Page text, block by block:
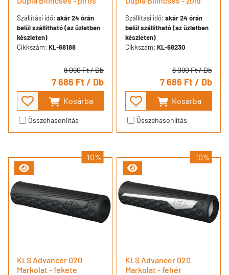
Szállítási idő: akár 24 órán
belül szállítható (az üzletben
készleten)
Cikkszám: KL-68188
8 090 Ft/ Db
7 686 Ft/ Db
Kosárba
Összehasonlítás
Szállítási idő: akár 24 órán
belül szállítható (az üzletben
készleten)
Cikkszám: KL-68230
8 090 Ft/ Db
7 686 Ft/ Db
Kosárba
Összehasonlítás
-10%
KLS Advancer 020
Markolat - fekete
-10%
KLS Advancer 020
Markolat - fehér